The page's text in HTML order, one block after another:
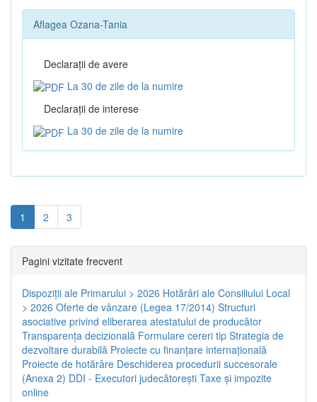
Aflagea Ozana-Tania
Declaraţii de avere
La 30 de zile de la numire
Declaraţii de interese
La 30 de zile de la numire
1 2 3
Pagini vizitate frecvent
Dispoziţii ale Primarului > 2026 Hotărâri ale Consiliului Local
> 2026 Oferte de vânzare (Legea 17/2014) Structuri
asociative privind eliberarea atestatului de producător
Transparenţa decizională Formulare cereri tip Strategia de
dezvoltare durabilă Proiecte cu finanţare internaţională
Proiecte de hotărâre Deschiderea procedurii succesorale
(Anexa 2) DDI - Executori judecătorești Taxe şi impozite
online